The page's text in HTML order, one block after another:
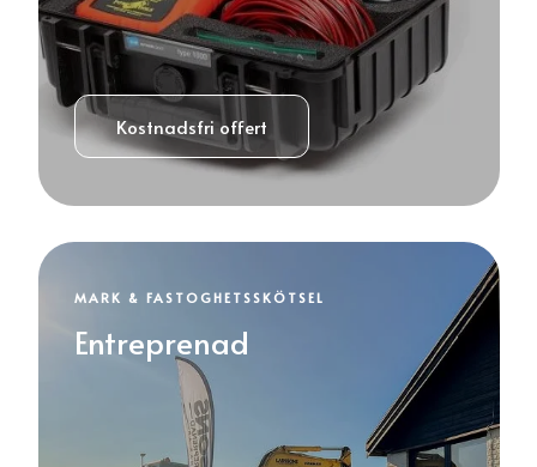
Kostnadsfri offert
MARK & FASTOGHETSSKÖTSEL
Entreprenad